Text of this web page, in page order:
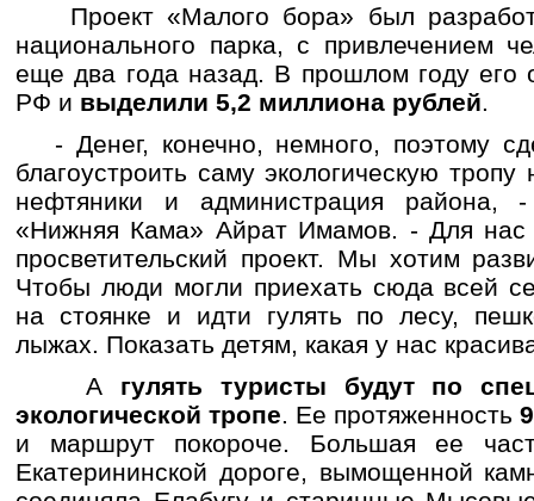
Проект «Малого бора» был
национального парка, с привлечением
еще два года назад. В прошлом году его
РФ и выделили 5,2 миллиона рублей.
- Денег, конечно, немного, поэтому
благоустроить саму экологическую
нефтяники и администрация района,
«Нижняя Кама» Айрат Имамов. - Для нас
просветительский проект. Мы хотим
Чтобы люди могли приехать сюда всей
на стоянке и идти гулять по лесу,
лыжах. Показать детям, какая у нас
А гулять туристы будут по
экологической тропе . Ее протяженность
и маршрут покороче. Большая ее
Екатерининской дороге, вымощенной